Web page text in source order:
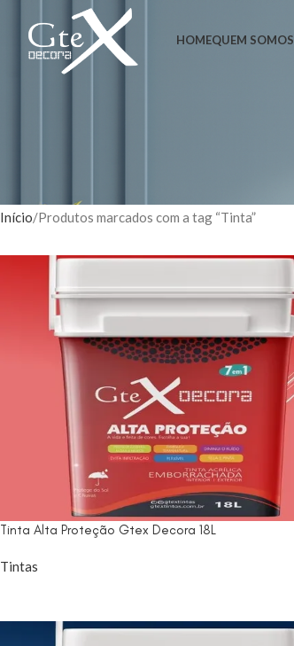
HOMEQUEM SOMOS
Início Produtos marcados com a tag “Tinta”
Tinta Alta Proteção Gtex Decora 18L
Tintas